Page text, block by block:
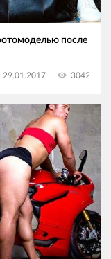
после
29.01.2017 3042